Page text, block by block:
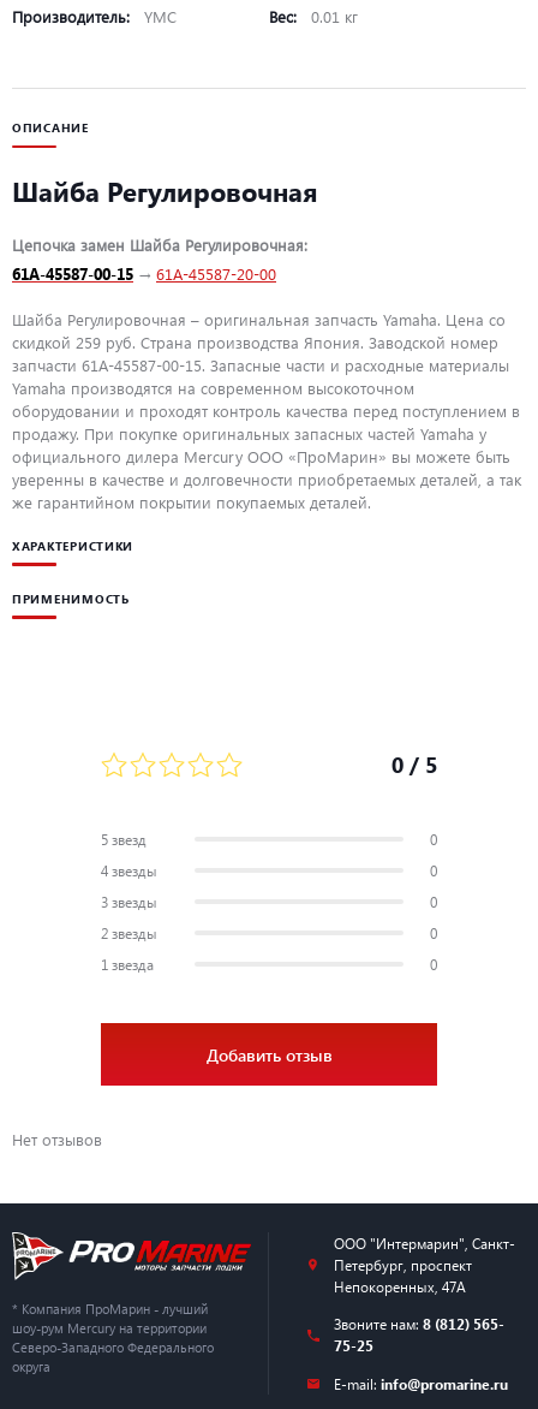
Производитель: YMC Вес: 0.01 кг
ОПИСАНИЕ
Шайба Регулировочная
Цепочка замен Шайба Регулировочная:
61A-45587-00-15 → 61A-45587-20-00
Шайба Регулировочная – оригинальная запчасть Yamaha. Цена со
скидкой 259 руб. Страна производства Япония. Заводской номер
запчасти 61A-45587-00-15. Запасные части и расходные материалы
Yamaha производятся на современном высокоточном
оборудовании и проходят контроль качества перед поступлением в
продажу. При покупке оригинальных запасных частей Yamaha у
официального дилера Mercury ООО «ПроМарин» вы можете быть
уверенны в качестве и долговечности приобретаемых деталей, а так
же гарантийном покрытии покупаемых деталей.
ХАРАКТЕРИСТИКИ
ПРИМЕНИМОСТЬ
0 / 5
5 звезд
0
4 звезды
0
3 звезды
0
2 звезды
0
1 звезда
0
Добавить отзыв
Нет отзывов
* Компания ПроМарин - лучший
шоу-рум Mercury на территории
Северо-Западного Федерального
округа
ООО "Интермарин" Санкт-
Петербург, проспект
Непокоренных, 47А
Звоните нам: 8 (812) 565-
75-25
E-mail: info@promarine.ru